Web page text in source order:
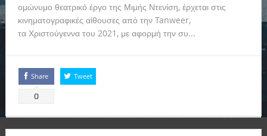
ομώνυμο θεατρικό έργο της Μιμής Ντενίση, έρχεται στις
κινηματογραφικές αίθουσες από την Tanweer,
τα Χριστούγεννα του 2021, με αφορμή την συ...
Share
0
Tweet